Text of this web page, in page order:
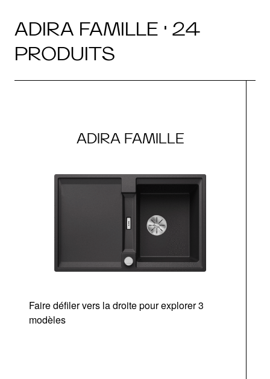
ADIRA FAMILLE · 24
PRODUITS
ADIRA FAMILLE
Faire défiler vers la droite pour explorer 3
modèles